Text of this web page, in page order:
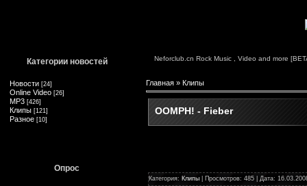
Категории новостей
Новости [24]
Online Video [26]
MP3 [426]
Клипы [121]
Разное [10]
Опрос
Neforclub.cn Rock Music , Video and more
Главная » Клипы
OOMPH! - Fieber
Категория: Клипы | Просмотров: 485 | Дата: